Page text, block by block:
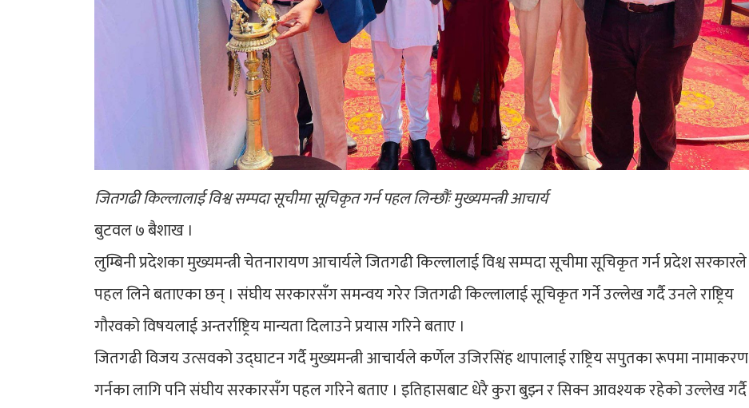
जितगढी किल्लालाई विश्व सम्पदा सूचीमा सूचिकृत गर्न पहल लिन्छौंः मुख्यमन्त्री आचार्य
बुटवल ७ बैशाख ।
लुम्बिनी प्रदेशका मुख्यमन्त्री चेतनारायण आचार्यले जितगढी किल्लालाई विश्व सम्पदा सूचीमा सूचिकृत गर्न प्रदेश सरकारले
पहल लिने बताएका छन् । संघीय सरकारसँग समन्वय गरेर जितगढी किल्लालाई सूचिकृत गर्ने उल्लेख गर्दै उनले राष्ट्रिय
गौरवको विषयलाई अन्तर्राष्ट्रिय मान्यता दिलाउने प्रयास गरिने बताए ।
जितगढी विजय उत्सवको उद्घाटन गर्दै मुख्यमन्त्री आचार्यले कर्णेल उजिरसिंह थापालाई राष्ट्रिय सपुतका रूपमा नामाकरण
गर्नका लागि पनि संघीय सरकारसँग पहल गरिने बताए । इतिहासबाट धेरै कुरा बुझ्न र सिक्न आवश्यक रहेको उल्लेख गर्दै